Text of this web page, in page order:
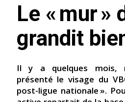
Le « mur » de Valtra
grandit
Il y a quelques mois,
présenté le visage du
post-ligue nationale ».